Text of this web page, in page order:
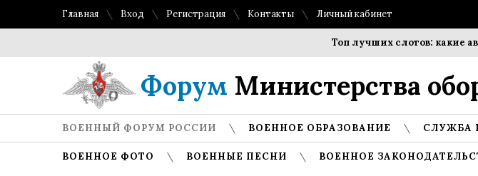
Главная Вход Регистрация Контакты Личный кабинет
Топ лучших слотов: какие
Форум Министерства
ВОЕННЫЙ ФОРУМ РОССИИ ВОЕННОЕ ОБРАЗОВАНИЕ СЛУЖБА
ВОЕННОЕ ФОТО ВОЕННЫЕ ПЕСНИ ВОЕННОЕ